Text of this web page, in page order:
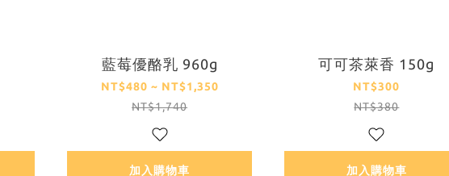
藍莓優酪乳 960g
NT$480 ~ NT$1,350
NT$1,740
加入購物車
可可茶萊香 150g
NT$300
NT$380
加入購物車